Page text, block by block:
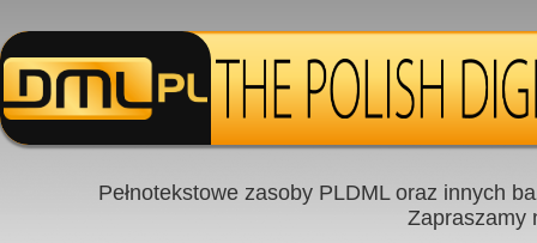
Pełnotekstowe zasoby PLDML oraz innych
Zapraszamy